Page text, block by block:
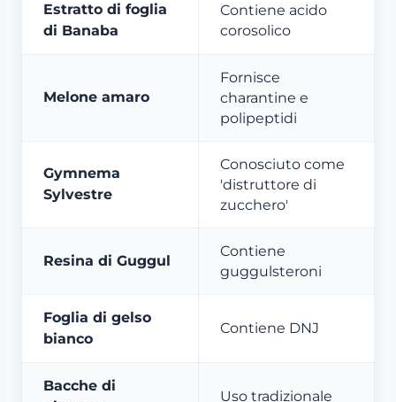
Estratto di foglia
di Banaba
Contiene acido
corosolico
Melone amaro
Fornisce
charantine e
polipeptidi
Gymnema
Sylvestre
Conosciuto come
'distruttore di
zucchero'
Resina di Guggul
Contiene
guggulsteroni
Foglia di gelso
bianco
Contiene DNJ
Bacche di
Uso tradizionale